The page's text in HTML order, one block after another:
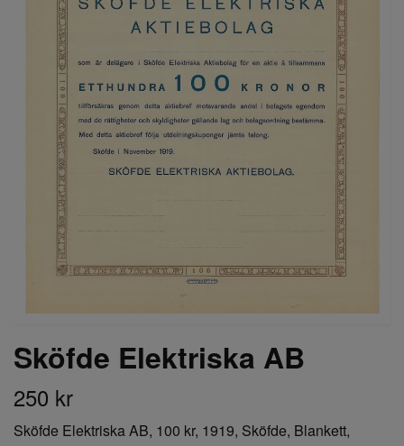
Sköfde Elektriska AB
250 kr
Sköfde Elektriska AB, 100 kr, 1919, Sköfde, Blankett,